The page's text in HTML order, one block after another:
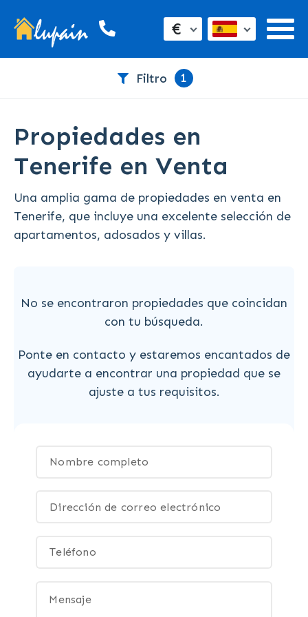
€
Filtro 1
Propiedades en
Tenerife en Venta
Una amplia gama de propiedades en venta en
Tenerife, que incluye una excelente selección de
apartamentos, adosados y villas.
No se encontraron propiedades que coincidan
con tu búsqueda.
Ponte en contacto y estaremos encantados de
ayudarte a encontrar una propiedad que se
ajuste a tus requisitos.